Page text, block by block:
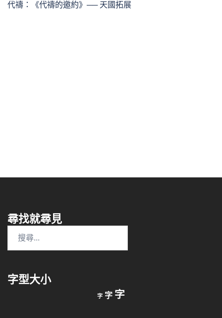
代禱：《代禱的邀約》── 天國拓展
尋找就尋見
字:
字型大小
字 小
字重字放